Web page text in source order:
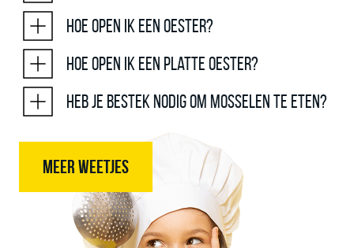
Hoe open ik een oester?
Hoe open ik een platte oester?
Heb je bestek nodig om mosselen te eten?
MEER WEETJES